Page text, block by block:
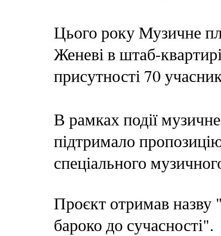
Цього року Музичне
Женеві в штаб-
присутності 70
В рамках події
підтримало
спеціального
Проєкт отримав назву
бароко до сучасності".